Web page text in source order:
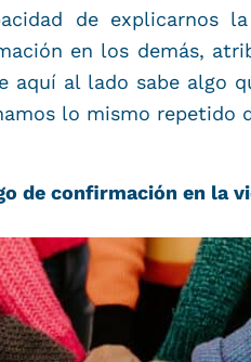
de explicarnos
en los demás,
aquí al lado sabe algo
lo mismo repetido
de confirmación en la